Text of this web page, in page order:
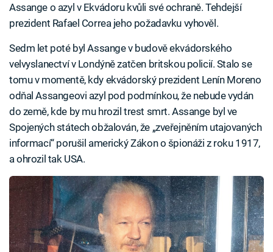
Assange o azyl v Ekvádoru kvůli své ochraně. Tehdejší
prezident Rafael Correa jeho požadavku vyhověl.
Sedm let poté byl Assange v budově ekvádorského
velvyslanectví v Londýně zatčen britskou policií. Stalo se
tomu v momentě, kdy ekvádorský prezident Lenín Moreno
odňal Assangeovi azyl pod podmínkou, že nebude vydán
do země, kde by mu hrozil trest smrt. Assange byl ve
Spojených státech obžalován, že „zveřejněním utajovaných
informací“ porušil americký Zákon o špionáži z roku 1917,
a ohrozil tak USA.